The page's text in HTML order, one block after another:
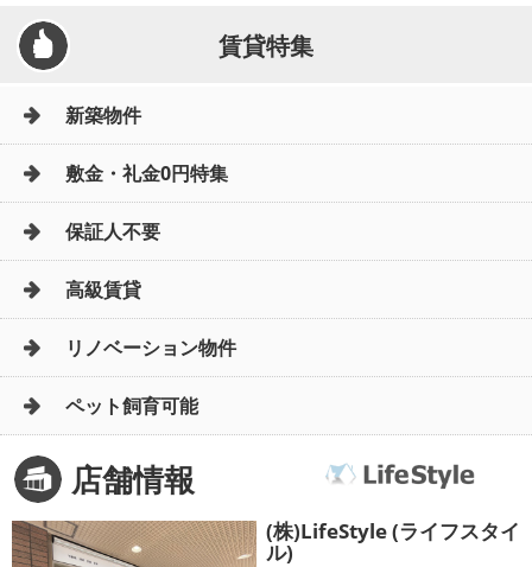
賃貸特集
新築物件
敷金・礼金0円特集
保証人不要
高級賃貸
リノベーション物件
ペット飼育可能
店舗情報
(株)LifeStyle (ライフスタイ
ル)